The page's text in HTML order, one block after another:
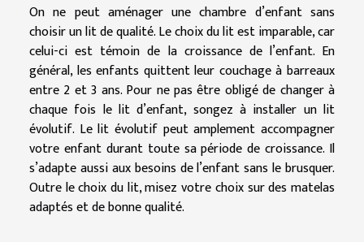
On ne peut aménager une chambre d’enfant sans
choisir un lit de qualité. Le choix du lit est imparable, car
celui-ci est témoin de la croissance de l’enfant. En
général, les enfants quittent leur couchage à barreaux
entre 2 et 3 ans. Pour ne pas être obligé de changer à
chaque fois le lit d’enfant, songez à installer un lit
évolutif. Le lit évolutif peut amplement accompagner
votre enfant durant toute sa période de croissance. Il
s’adapte aussi aux besoins de l’enfant sans le brusquer.
Outre le choix du lit, misez votre choix sur des matelas
adaptés et de bonne qualité.